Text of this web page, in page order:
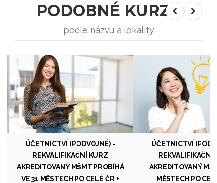
PODOBNÉ KURZY
podle názvu a lokality
ÚČETNICTVÍ (PODVOJNÉ) -
REKVALIFIKAČNÍ KURZ
AKREDITOVANÝ MŠMT PROBÍHÁ
VE 31 MĚSTECH PO CELÉ ČR +
ÚČETNICTVÍ
REKVALIFIKAČNÍ
AKREDITOVANÝ
MĚSTECH PO